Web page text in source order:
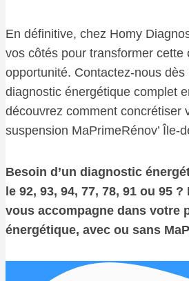
En définitive, chez Homy
vos côtés pour transformer cette
opportunité. Contactez-nous dès
diagnostic énergétique complet
découvrez comment concrétiser
suspension MaPrimeRénov’ Île-
Besoin d’un diagnostic
le 92, 93, 94, 77, 78, 91 ou 95
vous accompagne dans votre
énergétique, avec ou sans